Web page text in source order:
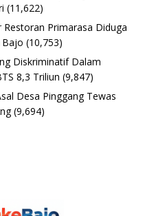
(11,622)
Restoran Primarasa Diduga
Bajo (10,753)
Diskriminatif Dalam
8,3 Triliun (9,847)
Desa Pinggang Tewas
(9,694)